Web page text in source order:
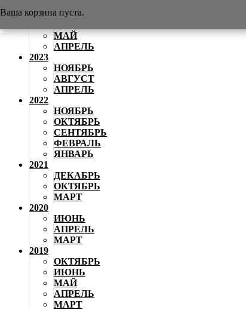
2024
МАЙ
АПРЕЛЬ
2023
НОЯБРЬ
АВГУСТ
АПРЕЛЬ
2022
НОЯБРЬ
ОКТЯБРЬ
СЕНТЯБРЬ
ФЕВРАЛЬ
ЯНВАРЬ
2021
ДЕКАБРЬ
ОКТЯБРЬ
МАРТ
2020
ИЮНЬ
АПРЕЛЬ
МАРТ
2019
ОКТЯБРЬ
ИЮНЬ
МАЙ
АПРЕЛЬ
МАРТ
Ваша корзина пуста.